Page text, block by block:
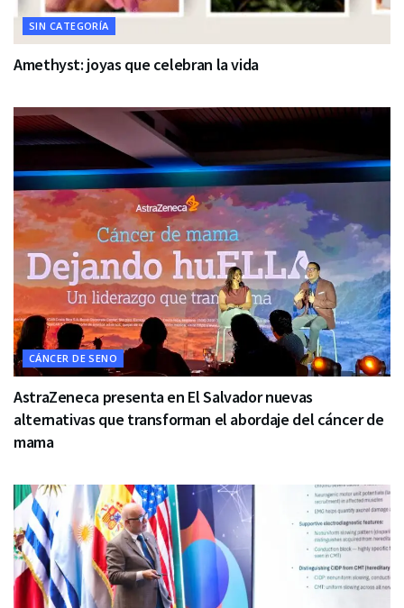
SIN CATEGORÍA
Amethyst: joyas que celebran la vida
CÁNCER DE SENO
AstraZeneca presenta en El Salvador nuevas
alternativas que transforman el abordaje del cáncer de
mama